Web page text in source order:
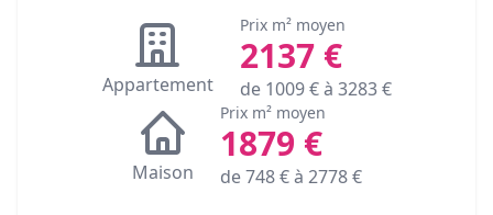
Appartement
Prix m² moyen
2137€
de 1009€ à 3283€
Maison
Prix m² moyen
1879 €
de748€ à 2778€